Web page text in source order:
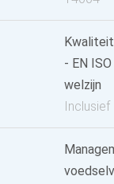
- EN
welzijn
Inclusief